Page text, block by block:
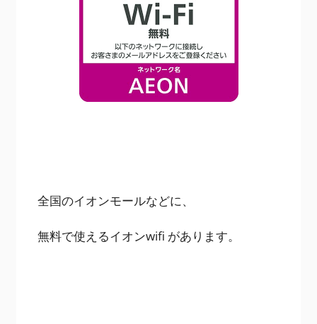
全国のイオンモールなどに、
無料で使えるイオンwifi があります。